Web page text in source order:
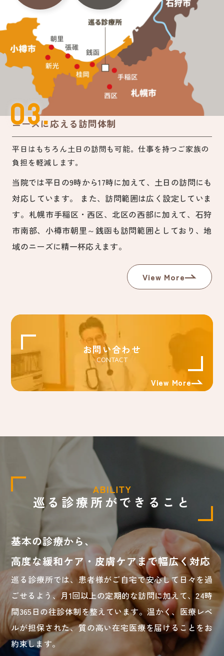
ニーズに応える訪問体制
平日はもちろん土日の訪問も可能。仕事を持つご家族の
負担を軽減します。
当院では平日の9時から17時に加えて、土日の訪問にも
対応しています。 また、訪問範囲は広く設定していま
す。札幌市手稲区・西区、北区の西部に加えて、石狩
市南部、小樽市朝里～銭函も訪問範囲としており、地
域のニーズに精一杯応えます。
View More
03.
お問い合わせ
CONTACT
View More
巡る診療所ができること
基本の診療から、
高度な緩和ケア・皮膚ケアまで幅広く対応
巡る診療所では、患者様がご自宅で安心して日々を過
ごせるよう、月1回以上の定期的な訪問に加えて、24時
間365日の往診体制を整えています。温かく、医療レベ
ルが担保された、質の高い在宅医療を届けることをお
約束します。